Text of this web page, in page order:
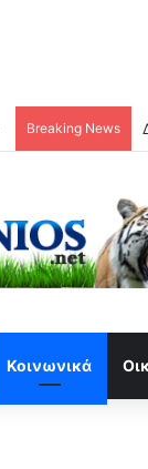
Breaking News
Κοινωνικά